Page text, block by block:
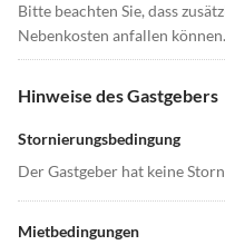
Bitte beachten Sie, dass
Nebenkosten anfallen können.
Hinweise des Gastgebers
Stornierungsbedingung
Der Gastgeber hat keine
Mietbedingungen